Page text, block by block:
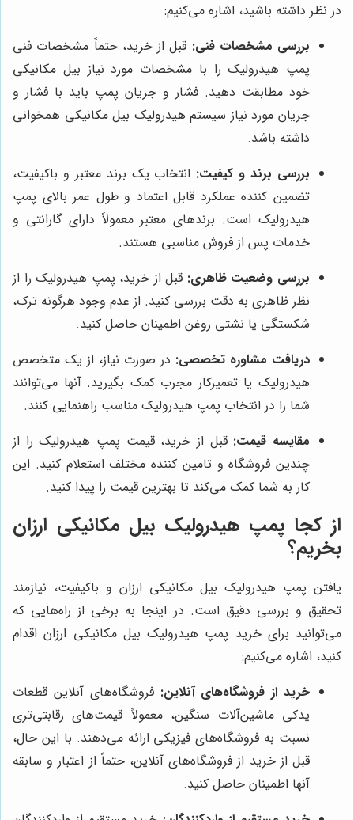
در نظر داشته باشید، اشاره می‌کنیم:
بررسی مشخصات فنی: قبل از خرید، حتماً مشخصات فنی
پمپ هیدرولیک را با مشخصات مورد نیاز بیل مکانیکی
خود مطابقت دهید. فشار و جریان پمپ باید با فشار و
جریان مورد نیاز سیستم هیدرولیک بیل مکانیکی همخوانی
داشته باشد.
بررسی برند و کیفیت: انتخاب یک برند معتبر و باکیفیت،
تضمین کننده عملکرد قابل اعتماد و طول عمر بالای پمپ
هیدرولیک است. برندهای معتبر معمولاً دارای گارانتی و
خدمات پس از فروش مناسبی هستند.
بررسی وضعیت ظاهری: قبل از خرید، پمپ هیدرولیک را از
نظر ظاهری به دقت بررسی کنید. از عدم وجود هرگونه ترک،
شکستگی یا نشتی روغن اطمینان حاصل کنید.
دریافت مشاوره تخصصی: در صورت نیاز، از یک متخصص
هیدرولیک یا تعمیرکار مجرب کمک بگیرید. آنها می‌توانند
شما را در انتخاب پمپ هیدرولیک مناسب راهنمایی کنند.
مقایسه قیمت: قبل از خرید، قیمت پمپ هیدرولیک را از
چندین فروشگاه و تامین کننده مختلف استعلام کنید. این
کار به شما کمک می‌کند تا بهترین قیمت را پیدا کنید.
از کجا پمپ هیدرولیک بیل مکانیکی ارزان
بخریم؟
یافتن پمپ هیدرولیک بیل مکانیکی ارزان و باکیفیت، نیازمند
تحقیق و بررسی دقیق است. در اینجا به برخی از راه‌هایی که
می‌توانید برای خرید پمپ هیدرولیک بیل مکانیکی ارزان اقدام
کنید، اشاره می‌کنیم:
خرید از فروشگاه‌های آنلاین: فروشگاه‌های آنلاین قطعات
یدکی ماشین‌آلات سنگین، معمولاً قیمت‌های رقابتی‌تری
نسبت به فروشگاه‌های فیزیکی ارائه می‌دهند. با این حال،
قبل از خرید از فروشگاه‌های آنلاین، حتماً از اعتبار و سابقه
آنها اطمینان حاصل کنید.